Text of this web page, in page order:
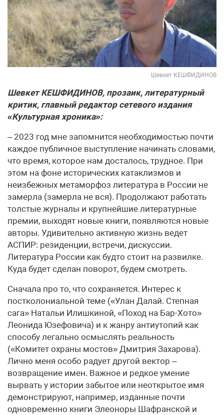
Шевкет КЕШФИДИНОВ
Шевкет КЕШФИДИНОВ, прозаик, литературный
критик, главный редактор сетевого издания
«Культурная хроника»:
– 2023 год мне запомнится необходимостью почти
каждое публичное выступление начинать словами,
что время, которое нам досталось, трудное. При
этом на фоне исторических катаклизмов и
неизбежных метаморфоз литература в России не
замерла (замерла не вся). Продолжают работать
толстые журналы и крупнейшие литературные
премии, выходят новые книги, появляются новые
авторы. Удивительно активную жизнь ведет
АСПИР: резиденции, встречи, дискуссии.
Литература России как будто стоит на развилке.
Куда будет сделан поворот, будем смотреть.
Сначала про то, что сохраняется. Интерес к
постколониальной теме («Улан Далай. Степная
сага» Натальи Илишкиной, «Поход на Бар-Хото»
Леонида Юзефовича) и к жанру антиутопий как
способу легально осмыслять реальность
(«Комитет охраны мостов» Дмитрия Захарова).
Лично меня особо радует другой вектор –
возвращение имен. Важное и редкое умение
вырвать у истории забытое или неоткрытое имя
демонстрируют, например, изданные почти
одновременно книги Элеоноры Шафранской и